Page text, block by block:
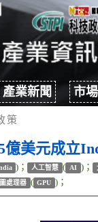
產業新聞 市
策
億美元成立
)； 人工智慧 ( AI )；
處理器 ( GPU )；